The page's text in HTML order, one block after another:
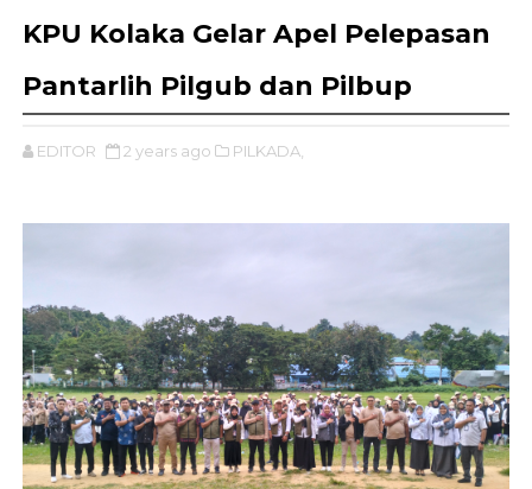
KPU Kolaka Gelar Apel Pelepasan
Pantarlih Pilgub dan Pilbup
EDITOR 2 years ago PILKADA,